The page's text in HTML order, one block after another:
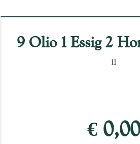
9 Olio 1 Essig 2
11
€ 0,00